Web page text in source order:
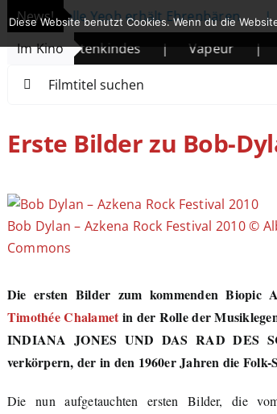
News!Yeoh erhält Ehrenbären |
Im Kino
| Vapeur | The
Erste Bilder zu Bob-
Zeige
grösseres
Bild
Bob Dylan – Azkena Rock Festival 2010 ©
Commons
Die ersten Bilder zum kommenden Biopic
Timothée Chalamet in der Rolle der
INDIANA JONES UND DAS RAD DES
verkörpern, der in den 1960er Jahren die Folk-
Die nun aufgetauchten ersten Bilder, die
Diese Website benutzt Cookies. Wenn du die